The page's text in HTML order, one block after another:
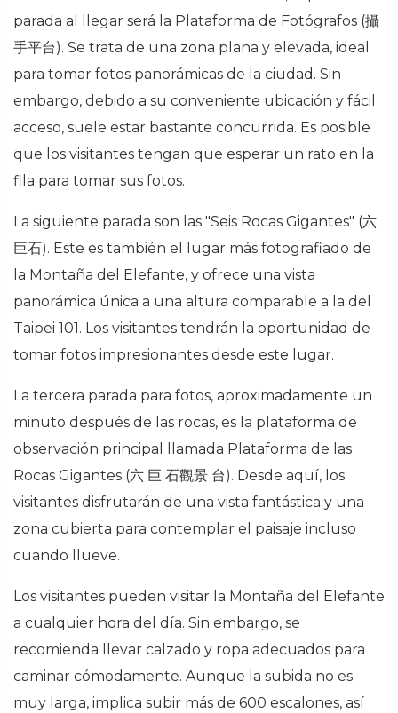
parada al llegar será la Plataforma de Fotógrafos (攝
手平台). Se trata de una zona plana y elevada, ideal
para tomar fotos panorámicas de la ciudad. Sin
embargo, debido a su conveniente ubicación y fácil
acceso, suele estar bastante concurrida. Es posible
que los visitantes tengan que esperar un rato en la
fila para tomar sus fotos.
La siguiente parada son las "Seis Rocas Gigantes" (六
巨石). Este es también el lugar más fotografiado de
la Montaña del Elefante, y ofrece una vista
panorámica única a una altura comparable a la del
Taipei 101. Los visitantes tendrán la oportunidad de
tomar fotos impresionantes desde este lugar.
La tercera parada para fotos, aproximadamente un
minuto después de las rocas, es la plataforma de
observación principal llamada Plataforma de las
Rocas Gigantes (六 巨 石觀景 台). Desde aquí, los
visitantes disfrutarán de una vista fantástica y una
zona cubierta para contemplar el paisaje incluso
cuando llueve.
Los visitantes pueden visitar la Montaña del Elefante
a cualquier hora del día. Sin embargo, se
recomienda llevar calzado y ropa adecuados para
caminar cómodamente. Aunque la subida no es
muy larga, implica subir más de 600 escalones, así